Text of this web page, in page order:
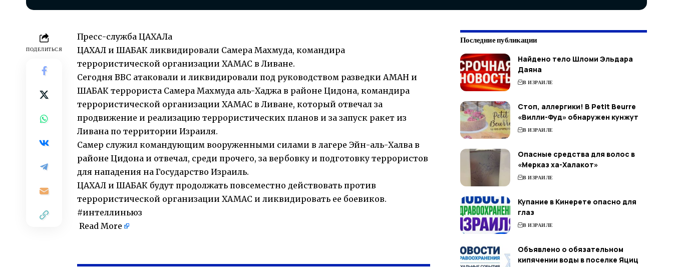
ПОДЕЛИТЬСЯ
Пресс-служба ЦАХАЛа
ЦАХАЛ и ШАБАК ликвидировали Самера Махмуда, командира
террористической организации ХАМАС в Ливане.
Сегодня ВВС атаковали и ликвидировали под руководством разведки АМАН и
ШАБАК террориста Самера Махмуда аль-Хаджа в районе Цидона, командира
террористической организации ХАМАС в Ливане, который отвечал за
продвижение и реализацию террористических планов и за запуск ракет из
Ливана по территории Израиля.
Самер служил командующим вооруженными силами в лагере Эйн-аль-Халва в
районе Цидона и отвечал, среди прочего, за вербовку и подготовку террористов
для нападения на Государство Израиль.
ЦАХАЛ и ШАБАК будут продолжать повсеместно действовать против
террористической организации ХАМАС и ликвидировать ее боевиков.
#интеллиньюз
Read More
Последние публикации
Найдено тело Шломи Эльдара
Даяна
В ИЗРАИЛЕ
Стоп, аллергики! В Petit Beurre
«Вилли-Фуд» обнаружен кунжут
В ИЗРАИЛЕ
Опасные средства для волос в
«Мерказ ха-Халакот»
В ИЗРАИЛЕ
Купание в Кинерете опасно для
глаз
В ИЗРАИЛЕ
Объявлено о обязательном
кипячении воды в поселке Яциц